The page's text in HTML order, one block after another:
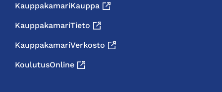
KauppakamariKauppa
KauppakamariTieto
KauppakamariVerkosto
KoulutusOnline